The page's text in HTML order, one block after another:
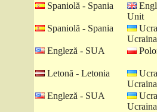
Spaniolă - Spania
Unit
Spaniolă - Spania
Ucraina
Engleză - SUA
Letonă - Letonia
Ucraina
Engleză - SUA
Ucraina